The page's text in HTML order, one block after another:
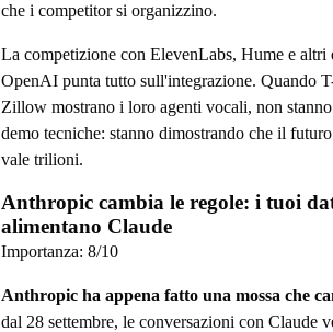
che i competitor si organizzino.
La competizione con ElevenLabs, Hume e altri
OpenAI punta tutto sull'integrazione. Quando
Zillow mostrano i loro agenti vocali, non
demo tecniche: stanno dimostrando che il
vale trilioni.
Anthropic cambia le regole: i tuoi
alimentano Claude
Importanza: 8/10
Anthropic ha appena fatto una mossa che
dal 28 settembre, le conversazioni con Claude